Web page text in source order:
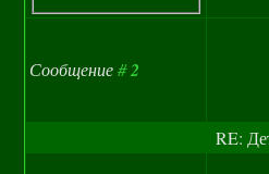
Сообщение#2
RE: